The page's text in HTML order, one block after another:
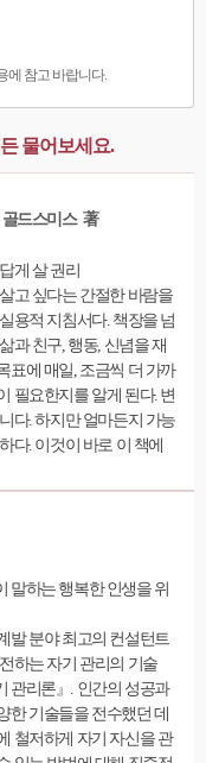
에 참고 바랍니다.
물어보세요.
골드스미스 著
게 살 권리
고 싶다는 간절한 바람을
용적 지침서다. 책장을 넘
과 친구, 행동, 신념을 재
표에 매일, 조금씩 더 가까
필요한지를 알게 된다. 변
다. 하지만 얼마든지 가능
다. 이것이 바로 이 책에
의 원인을 밝혀주고 더 나
나면 인생의 목표에 대해
진짜 이유는 무엇인가?
이룰 수 있는가? 시간이
선순위가 달라지는 상황
목표를 진화 발전시킬 수
가? 이런 질문의 답을 찾
말하는 행복한 인생을 위
발 분야 최고의 컨설턴트
하는 자기 관리의 기술
관리론』. 인간의 성공과
한 기술들을 전수했던 데
철저하게 자기 자신을 관